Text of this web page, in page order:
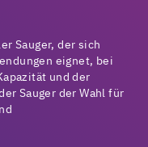
Sauger, der sich
eignet, bei
und der
Sauger der Wahl für